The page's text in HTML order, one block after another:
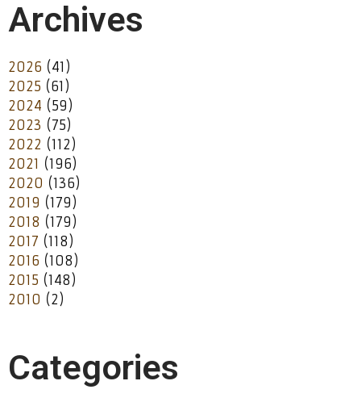
Archives
2026 (41)
2025 (61)
2024 (59)
2023 (75)
2022 (112)
2021 (196)
2020 (136)
2019 (179)
2018 (179)
2017 (118)
2016 (108)
2015 (148)
2010 (2)
Categories